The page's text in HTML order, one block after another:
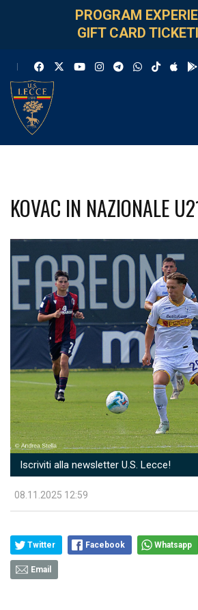
PROGRAM
GIFT CARD
KOVAC IN NAZIONALE
Iscriviti alla newsletter U.S. Lecce!
08.11.2025 12:59
Twitter Facebook Whatsapp
Email